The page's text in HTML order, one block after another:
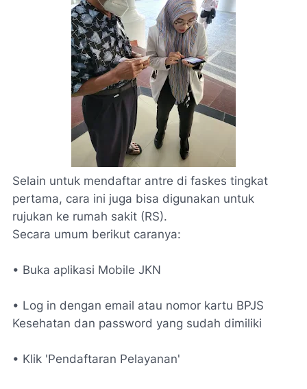
Selain untuk mendaftar antre di faskes tingkat
pertama, cara ini juga bisa digunakan untuk
rujukan ke rumah sakit (RS).
Secara umum berikut caranya:
• Buka aplikasi Mobile JKN
• Log in dengan email atau nomor kartu BPJS
Kesehatan dan password yang sudah dimiliki
• Klik 'Pendaftaran Pelayanan'